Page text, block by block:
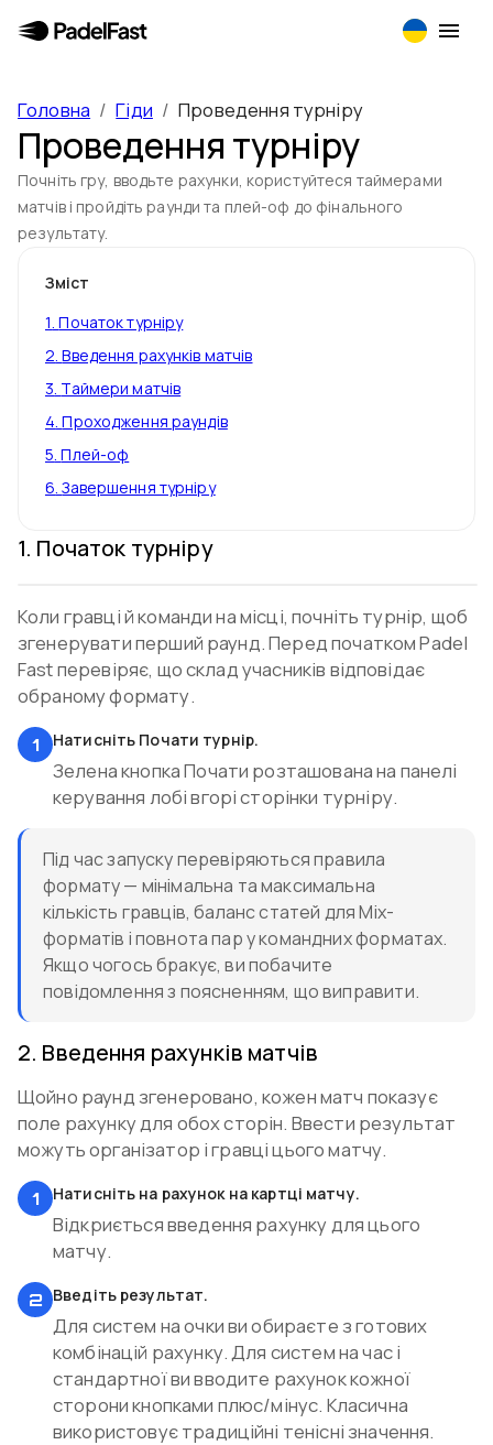
Головна / Гіди / Проведення турніру
Проведення турніру
Почніть гру, вводьте рахунки, користуйтеся таймерами
матчів і пройдіть раунди та плей-оф до фінального
результату.
Зміст
1.Початок турніру
2.Введення рахунків матчів
3. Таймери матчів
4.Проходження раундів
5.Плей-оф
6.Завершення турніру
1. Початок турніру
Коли гравці й команди на місці, почніть турнір, щоб
згенерувати перший раунд. Перед початком Padel
Fast перевіряє, що склад учасників відповідає
обраному формату.
1 Натисніть Почати турнір.
Зелена кнопка Почати розташована на панелі
керування лобі вгорі сторінки турніру.
Під час запуску перевіряються правила
формату — мінімальна та максимальна
кількість гравців, баланс статей для Mix-
форматів і повнота пар у командних форматах.
Якщо чогось бракує, ви побачите
повідомлення з поясненням, що виправити.
2. Введення рахунків матчів
Щойно раунд згенеровано, кожен матч показує
поле рахунку для обох сторін. Ввести результат
можуть організатор і гравці цього матчу.
1 Натисніть на рахунок на картці матчу.
Відкриється введення рахунку для цього
матчу.
2 Введіть результат.
Для систем на очки ви обираєте з готових
комбінацій рахунку. Для систем на час і
стандартної ви вводите рахунок кожної
сторони кнопками плюс/мінус. Класична
використовує традиційні тенісні значення.